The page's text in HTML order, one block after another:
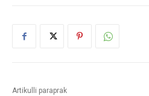
Artikulli paraprak